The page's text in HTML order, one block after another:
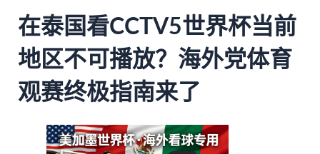
在泰国看CCTV5世界杯当前
地区不可播放？海外党体育
观赛终极指南来了